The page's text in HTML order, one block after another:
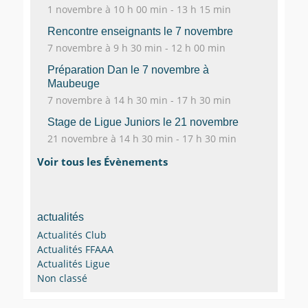
1 novembre à 10 h 00 min - 13 h 15 min
Rencontre enseignants le 7 novembre
7 novembre à 9 h 30 min - 12 h 00 min
Préparation Dan le 7 novembre à
Maubeuge
7 novembre à 14 h 30 min - 17 h 30 min
Stage de Ligue Juniors le 21 novembre
21 novembre à 14 h 30 min - 17 h 30 min
Voir tous les Évènements
actualités
Actualités Club
Actualités FFAAA
Actualités Ligue
Non classé